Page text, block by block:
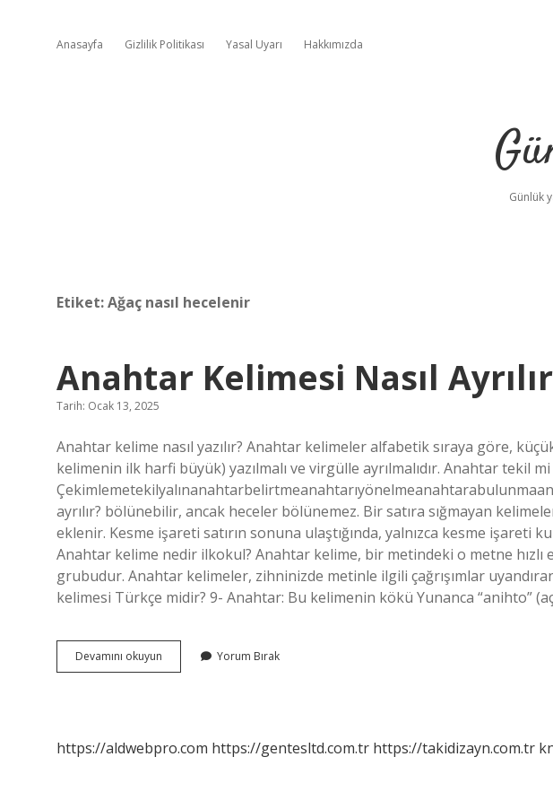
Anasayfa Gizlilik Politikası Yasal Uyarı Hakkımızda
Günlük
Etiket:Ağaç nasıl hecelenir
Anahtar Kelimesi Nasıl Ayrılır
Tarih: Ocak 13, 2025
Anahtar kelime nasıl yazılır? Anahtar kelimeler alfabetik sıraya göre,
kelimenin ilk harfi büyük) yazılmalı ve virgülle ayrılmalıdır. Anahtar tekil
ayrılır? bölünebilir, ancak heceler bölünemez. Bir satıra sığmayan
eklenir. Kesme işareti satırın sonuna ulaştığında, yalnızca kesme işareti
Anahtar kelime nedir ilkokul? Anahtar kelime, bir metindeki o metne hızlı
grubudur. Anahtar kelimeler, zihninizde metinle ilgili çağrışımlar
kelimesi Türkçe midir? 9- Anahtar: Bu kelimenin kökü Yunanca “anihto”
Devamını okuyun Anahtar
Kelimesi
Yorum Bırak
https://aldwebpro.com https://gentesltd.com.tr https://takidizayn.com.tr